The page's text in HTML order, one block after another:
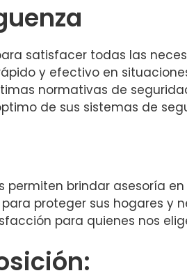
satisfacer todas las
y efectivo en
normativas de
de sus sistemas de
brindar asesoría
proteger sus hogares y
para quienes nos